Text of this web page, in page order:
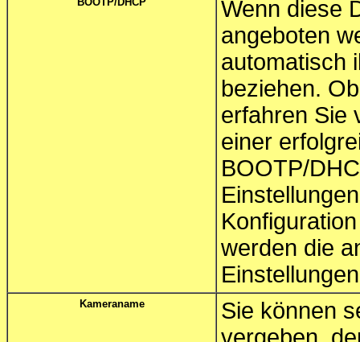
Wenn diese
angeboten
automatisch
beziehen.
erfahren Sie
einer
BOOTP/
werden die
Kameraname
Sie können